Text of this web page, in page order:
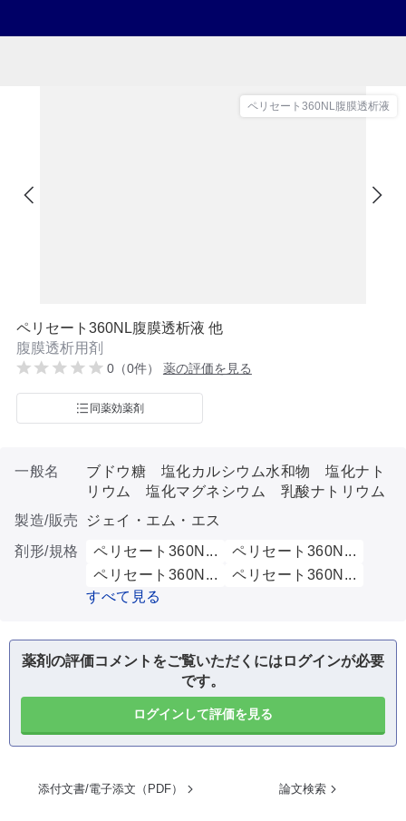
ペリセート360NL腹膜透析液
ペリセート360NL腹膜透析液 他
腹膜透析用剤
0（0件） 薬の評価を見る
同薬効薬剤
一般名
ブドウ糖 塩化カルシウム水和物 塩化ナト
リウム 塩化マグネシウム 乳酸ナトリウム
製造/販売
ジェイ・エム・エス
剤形/規格
ペリセート360N...
ペリセート360N...
ペリセート360N...
ペリセート360N...
すべて見る
薬剤の評価コメントをご覧いただくにはログインが必要
です。
ログインして評価を見る
添付文書/電子添文（PDF） 論文検索